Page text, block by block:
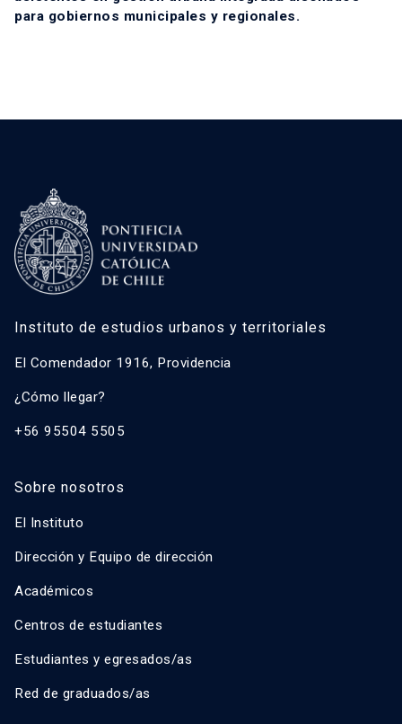
para gobiernos municipales y regionales.
Instituto de estudios urbanos y territoriales
El Comendador 1916, Providencia
¿Cómo llegar?
+56 95504 5505
Sobre nosotros
El Instituto
Dirección y Equipo de dirección
Académicos
Centros de estudiantes
Estudiantes y egresados/as
Red de graduados/as